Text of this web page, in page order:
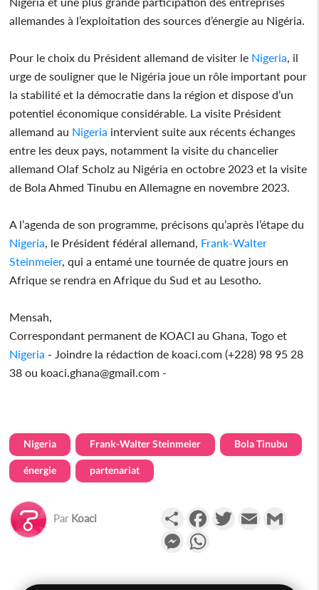
allemandes à l’exploitation des sources d’énergie au Nigéria.
Pour le choix du Président allemand de visiter le Nigeria, il
urge de souligner que le Nigéria joue un rôle important pour
la stabilité et la démocratie dans la région et dispose d’un
potentiel économique considérable. La visite Président
allemand au Nigeria intervient suite aux récents échanges
entre les deux pays, notamment la visite du chancelier
allemand Olaf Scholz au Nigéria en octobre 2023 et la visite
de Bola Ahmed Tinubu en Allemagne en novembre 2023.
A l’agenda de son programme, précisons qu’après l’étape du
Nigeria, le Président fédéral allemand, Frank-Walter
Steinmeier, qui a entamé une tournée de quatre jours en
Afrique se rendra en Afrique du Sud et au Lesotho.
Mensah,
Correspondant permanent de KOACI au Ghana, Togo et
Nigeria - Joindre la rédaction de koaci.com (+228) 98 95 28
38 ou koaci.ghana@gmail.com -
Nigeria Frank-Walter Steinmeier Bola Tinubu
énergie partenariat
Par Koaci PartagerFacebookTwitterEmail
Messenger